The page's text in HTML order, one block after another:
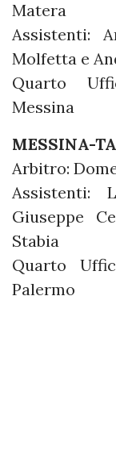
Matera
Assistenti:
Molfetta e
Quarto
Messina
MESSINA-
Arbitro:
Assistenti:
Giuseppe
Stabia
Quarto
Palermo